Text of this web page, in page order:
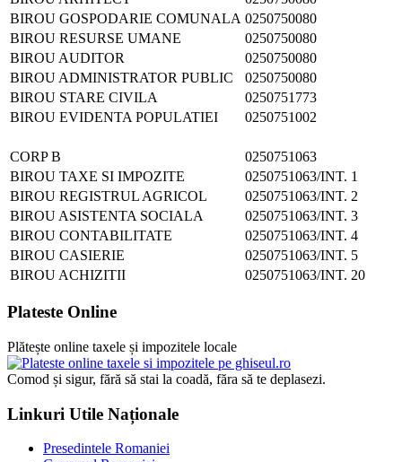
BIROU GOSPODARIE COMUNALA 0250750080
BIROU RESURSE UMANE
0250750080
BIROU AUDITOR
0250750080
BIROU ADMINISTRATOR PUBLIC
0250750080
BIROU STARE CIVILA
0250751773
BIROU EVIDENTA POPULATIEI
0250751002
CORP B
0250751063
BIROU TAXE SI IMPOZITE
0250751063/INT. 1
BIROU REGISTRUL AGRICOL
0250751063/INT. 2
BIROU ASISTENTA SOCIALA
0250751063/INT. 3
BIROU CONTABILITATE
0250751063/INT. 4
BIROU CASIERIE
0250751063/INT. 5
BIROU ACHIZITII
0250751063/INT. 20
Plateste Online
Plătește online taxele și impozitele locale
Comod și sigur, fără să stai la coadă, făra să te deplasezi.
Linkuri Utile Naționale
Presedintele Romaniei